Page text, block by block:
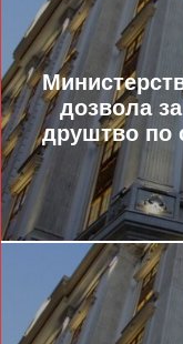
дозвола
друштво по